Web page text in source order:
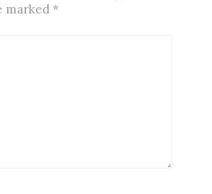
marked *